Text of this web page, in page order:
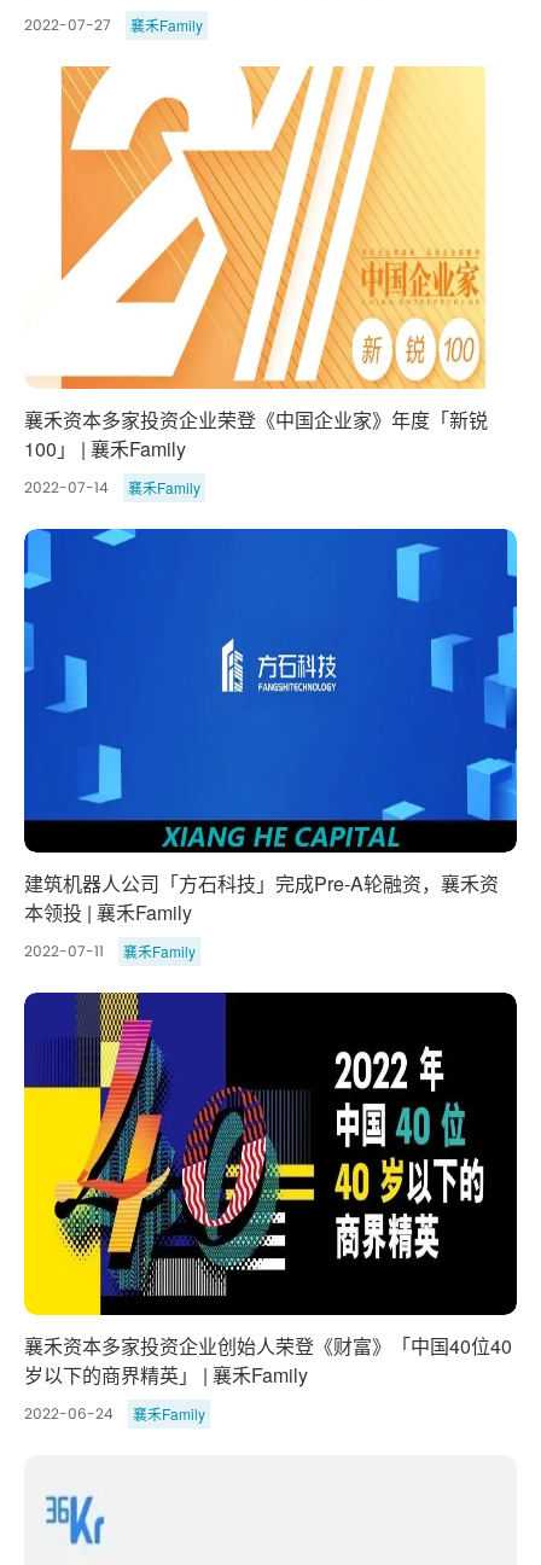
2022-07-27 襄禾Family
襄禾资本多家投资企业荣登《中国企业家》年度「新锐
100」 | 襄禾Family
2022-07-14 襄禾Family
建筑机器人公司「方石科技」完成Pre-A轮融资，襄禾资
本领投 | 襄禾Family
2022-07-11 襄禾Family
襄禾资本多家投资企业创始人荣登《财富》「中国40位40
岁以下的商界精英」 | 襄禾Family
2022-06-24 襄禾Family